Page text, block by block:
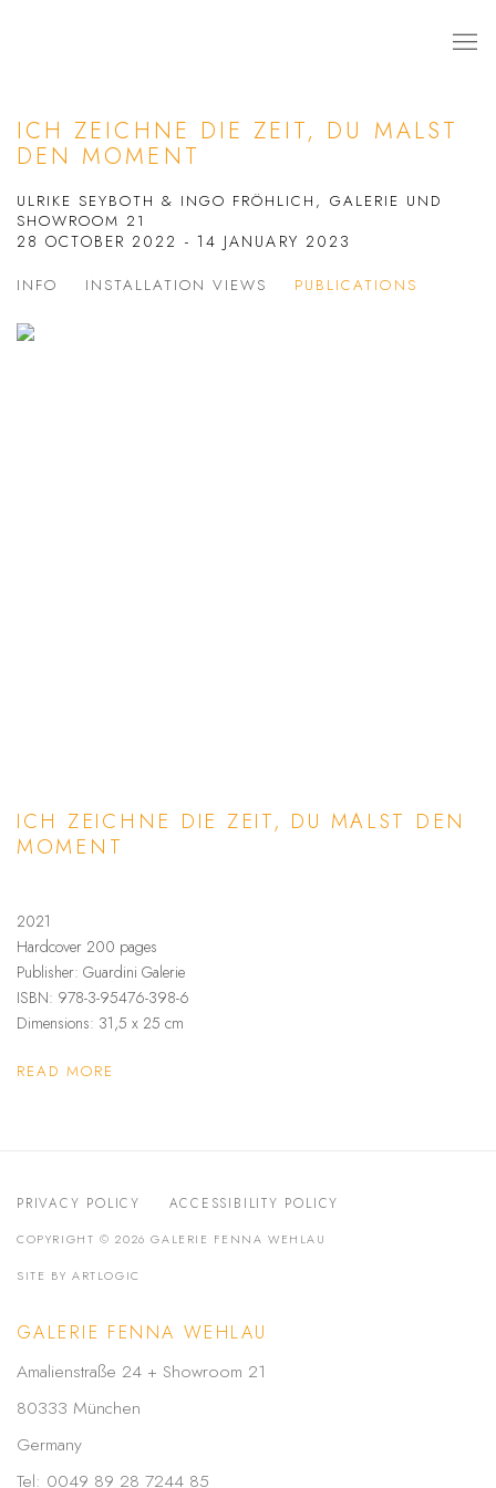
ICH ZEICHNE DIE ZEIT, DU MALST
DEN MOMENT
ULRIKE SEYBOTH & INGO FRÖHLICH, GALERIE UND
SHOWROOM 21
28 OCTOBER 2022 - 14 JANUARY 2023
INFO INSTALLATION VIEWS PUBLICATIONS
ICH ZEICHNE DIE ZEIT, DU MALST DEN
MOMENT
2021
Hardcover 200 pages
Publisher: Guardini Galerie
ISBN: 978-3-95476-398-6
Dimensions: 31,5 x 25 cm
READ MORE
PRIVACY POLICY ACCESSIBILITY POLICY
COPYRIGHT © 2026 GALERIE FENNA WEHLAU
SITE BY ARTLOGIC
GALERIE FENNA WEHLAU
Amalienstraße 24 + Showroom 21
80333 München
Germany
Tel: 0049 89 28 7244 85